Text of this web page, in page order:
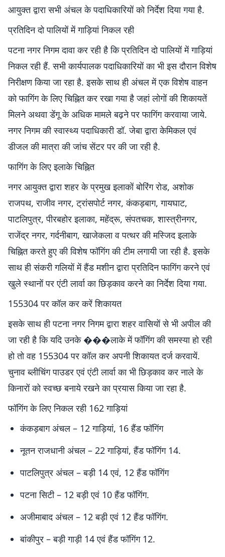
आयुक्त द्वारा सभी अंचल के पदाधिकारियों को निर्देश दिया गया है.
प्रतिदिन दो पालियों में गाड़ियां निकल रही
पटना नगर निगम दावा कर रही है कि प्रतिदिन दो पालियों में गाड़ियां
निकल रही हैं. सभी कार्यपालक पदाधिकारियों का भी इस दौरान विशेष
निरीक्षण किया जा रहा है. इसके साथ ही अंचल में एक विशेष वाहन
को फागिंग के लिए चिह्नित कर रखा गया है जहां लोगों की शिकायतें
मिलने अथवा डेंगू के अधिक मामले बढ़ने पर फागिंग करवाया जाये.
नगर निगम की स्वास्थ्य पदाधिकारी डॉ. जेबा द्वारा केमिकल एवं
डीजल की मात्रा की जांच सेंटर पर की जा रही है.
फागिंग के लिए इलाके चिह्नित
नगर आयुक्त द्वारा शहर के प्रमुख इलाकों बोरिंग रोड, अशोक
राजपथ, राजीव नगर, ट्रांसपोर्ट नगर, कंकड़बाग, गायघाट,
पाटलिपुत्र, पीरबहोर इलाका, महेंद्रू, संपतचक, शास्त्रीनगर,
राजेंद्र नगर, गर्दनीबाग, खाजेकला व पत्थर की मस्जिद इलाके
चिह्नित करते हुए की विशेष फॉगिंग की टीम लगायी जा रही है. इसके
साथ ही संकरी गलियों में हैंड मशीन द्वारा प्रतिदिन फागिंग करने एवं
खुले स्थानों पर एंटी लार्वा का छिड़काव करने का निर्देश दिया गया.
155304 पर कॉल कर करें शिकायत
इसके साथ ही पटना नगर निगम द्वारा शहर वासियों से भी अपील की
जा रही है कि यदि उनके ���लाके में फॉगिंग की समस्या हो रही
हो तो वह 155304 पर कॉल कर अपनी शिकायत दर्ज करवायें.
चुनाव ब्लीचिंग पाउडर एवं एंटी लार्वा का भी छिड़काव कर नाले के
किनारों को स्वच्छ बनाये रखने का प्रयास किया जा रहा है.
फॉगिंग के लिए निकल रही 162 गाड़ियां
कंकड़बाग अंचल – 12 गाड़ियां, 16 हैंड फॉगिंग
नूतन राजधानी अंचल – 22 गाड़ियां, हैंड फॉगिंग 14.
पाटलिपुत्र अंचल – बड़ी 14 एवं, 12 हैंड फॉगिंग
पटना सिटी – 12 बड़ी एवं 10 हैंड फॉगिंग.
अजीमाबाद अंचल – 12 बड़ी एवं 12 हैंड फॉगिंग.
बांकीपुर – बड़ी गाड़ी 14 एवं हैंड फॉगिंग 12.